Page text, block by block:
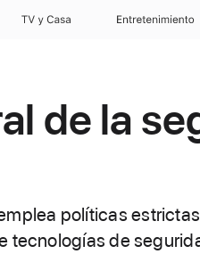
TV y Casa Entretenimiento
de la
políticas
tecnologías de